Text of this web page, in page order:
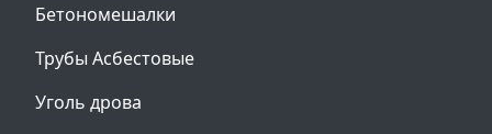
Бетономешалки
Трубы Асбестовые
Уголь дрова